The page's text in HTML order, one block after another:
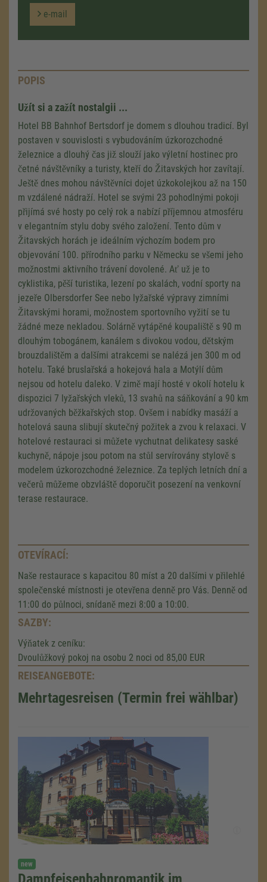
e-mail
POPIS
Užít si a zažít nostalgii ...
Hotel BB Bahnhof Bertsdorf je domem s dlouhou tradicí. Byl
postaven v souvislosti s vybudováním úzkorozchodné
železnice a dlouhý čas již slouží jako výletní hostinec pro
četné návštěvníky a turisty, kteří do Žitavských hor zavítají.
Ještě dnes mohou návštěvníci dojet úzkokolejkou až na 150
m vzdálené nádraží. Hotel se svými 23 pohodlnými pokoji
přijímá své hosty po celý rok a nabízí příjemnou atmosféru
v elegantním stylu doby svého založení. Tento dům v
Žitavských horách je ideálním výchozím bodem pro
objevování 100. přírodního parku v Německu se všemi jeho
možnostmi aktivního trávení dovolené. Ať už je to
cyklistika, pěší turistika, lezení po skalách, vodní sporty na
jezeře Olbersdorfer See nebo lyžařské výpravy zimními
Žitavskými horami, možnostem sportovního vyžití se tu
žádné meze nekladou. Solárně vytápěné koupaliště s 90 m
dlouhým tobogánem, kanálem s divokou vodou, dětským
brouzdalištěm a dalšími atrakcemi se nalézá jen 300 m od
hotelu. Také bruslařská a hokejová hala a Motýlí dům
nejsou od hotelu daleko. V zimě mají hosté v okolí hotelu k
dispozici 7 lyžařských vleků, 13 svahů na sáňkování a 90 km
udržovaných běžkařských stop. Ovšem i nabídky masáží a
hotelová sauna slibují skutečný požitek a zvou k relaxaci. V
hotelové restauraci si můžete vychutnat delikatesy saské
kuchyně, nápoje jsou potom na stůl servírovány stylově s
modelem úzkorozchodné železnice. Za teplých letních dní a
večerů můžeme obzvláště doporučit posezení na venkovní
terase restaurace.
OTEVÍRACÍ:
Naše restaurace s kapacitou 80 míst a 20 dalšími v přilehlé
společenské místnosti je otevřena denně pro Vás. Denně od
11:00 do půlnoci, snídaně mezi 8:00 a 10:00.
SAZBY:
Výňatek z ceníku:
Dvoulůžkový pokoj na osobu 2 noci od 85,00 EUR
REISEANGEBOTE:
Mehrtagesreisen (Termin frei wählbar)
new